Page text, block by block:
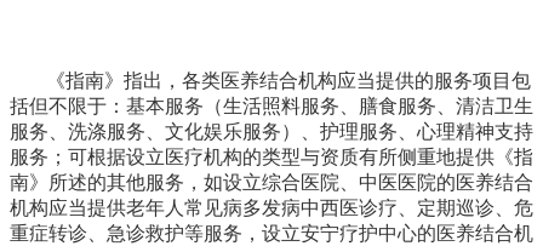
《指南》指出，各类医养结合机构应当提供的服务项目包
括但不限于：基本服务（生活照料服务、膳食服务、清洁卫生
服务、洗涤服务、文化娱乐服务）、护理服务、心理精神支持
服务；可根据设立医疗机构的类型与资质有所侧重地提供《指
南》所述的其他服务，如设立综合医院、中医医院的医养结合
机构应当提供老年人常见病多发病中西医诊疗、定期巡诊、危
重症转诊、急诊救护等服务，设立安宁疗护中心的医养结合机